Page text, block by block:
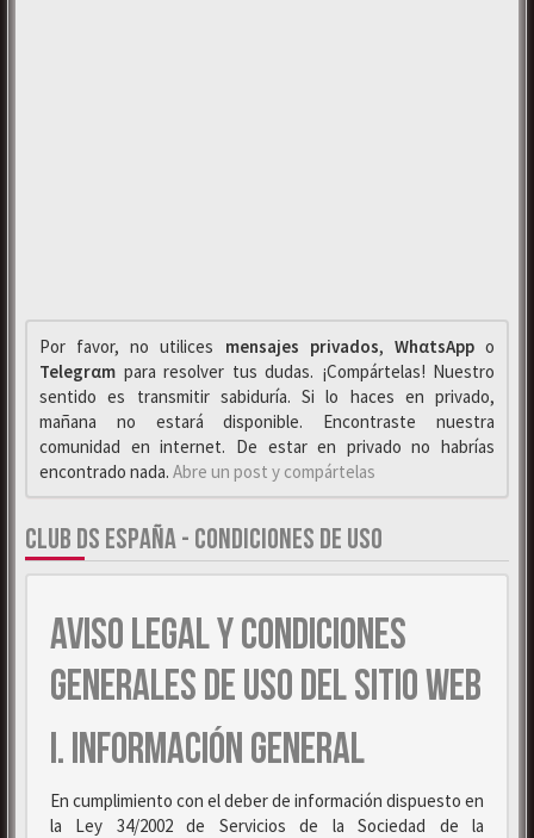
Por favor, no utilices mensajes privados, WhαtsAppo
Telegrαm para resolver tus dudas. ¡Compártelas! Nuestro
sentido es transmitir sabiduría. Si lo haces en privado,
mañana no estará disponible. Encontraste nuestra
comunidad en internet. De estar en privado no habrías
encontrado nada. Abre un post y compártelas
CLUB DS ESPAÑA - CONDICIONES DE USO
AVISO LEGAL Y CONDICIONES
GENERALES DE USO DEL SITIO WEB
I. INFORMACIÓN GENERAL
En cumplimiento con el deber de información dispuesto en
la Ley 34/2002 de Servicios de la Sociedad de la